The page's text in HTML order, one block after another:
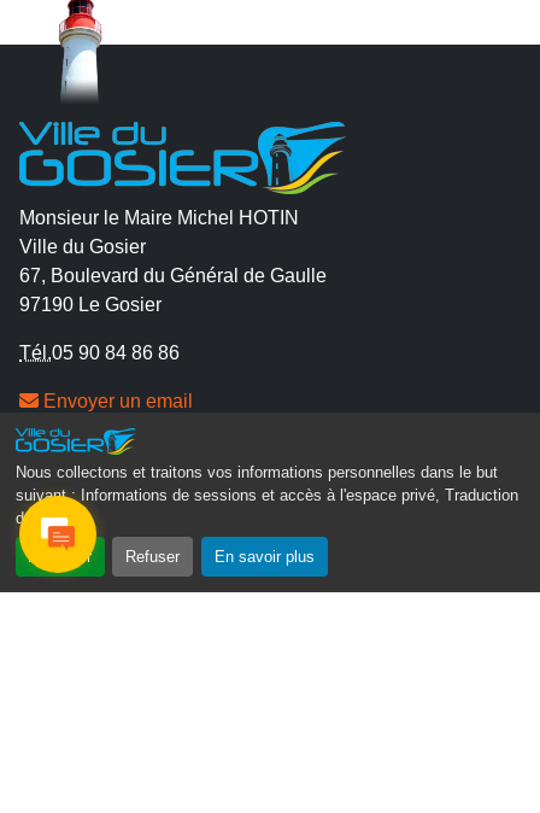
Nous collectons et traitons vos informations personnelles dans le but
suivant :
Informations de sessions et accès à l'espace privé, Traduction
des pages .
Accepter Refuser En savoir plus
Monsieur le Maire Michel HOTIN
Ville du Gosier
67, Boulevard du Général de Gaulle
97190 Le Gosier
Tél.05 90 84 86 86
Envoyer un email
Contacter la P.R.A.D.A
Contactez le délégué à la protection des données
personnelles - D.P.O
Suivez-nous